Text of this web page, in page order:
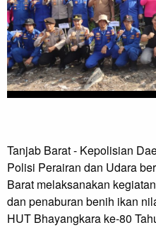
Tanjab Barat - Kepolisian
Polisi Perairan dan Udara
Barat melaksanakan
dan penaburan benih ikan
HUT Bhayangkara ke-80